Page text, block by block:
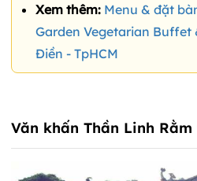
Xem thêm: Menu & đặt
Garden Vegetarian Buffet
Điền - TpHCM
Văn khấn Thần Linh